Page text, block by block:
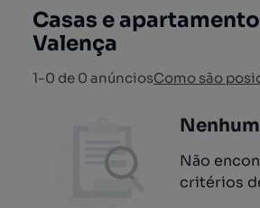
Casas e
Valença
1-0 de 0 anúnciosComo são
Não
critérios